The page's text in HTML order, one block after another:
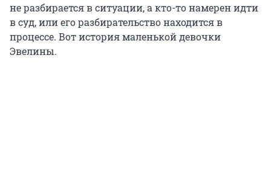
не разбирается в ситуации, а кто-то намерен идти
в суд, или его разбирательство находится в
процессе. Вот история маленькой девочки
Эвелины.